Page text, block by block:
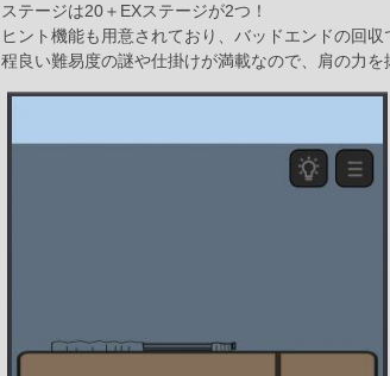
ステージは20＋EXステージが2つ！
ヒント機能も用意されており、バッドエンドの回
程良い難易度の謎や仕掛けが満載なので、肩の力を